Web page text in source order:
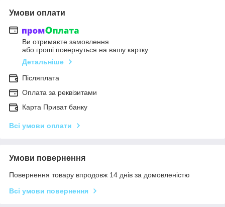
Умови оплати
Ви отримаєте замовлення
або гроші повернуться на вашу картку
Детальніше
Післяплата
Оплата за реквізитами
Карта Приват банку
Всі умови оплати
Умови повернення
Повернення товару впродовж 14 днів за домовленістю
Всі умови повернення